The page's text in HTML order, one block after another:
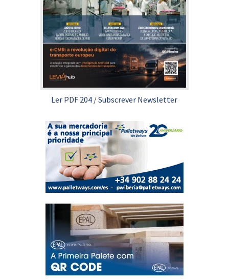
Ler PDF 204 /Subscrever Newsletter